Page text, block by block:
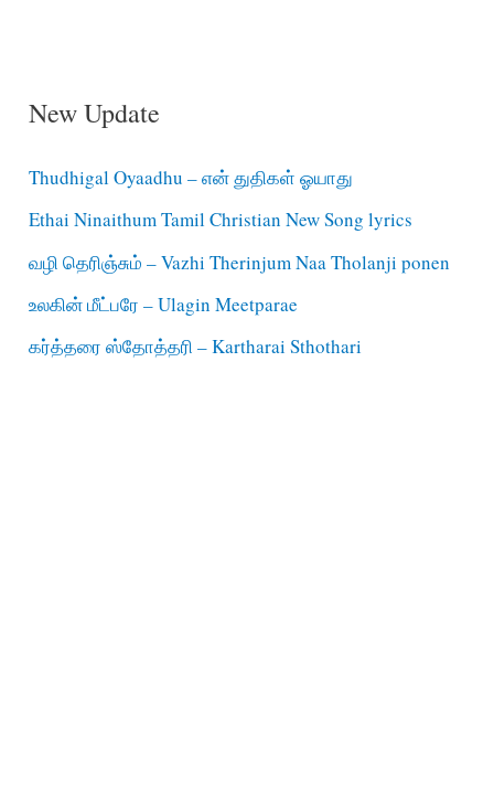
New Update
Thudhigal Oyaadhu – என் துதிகள் ஓயாது
Ethai Ninaithum Tamil Christian New Song lyrics
வழி தெரிஞ்சும் – Vazhi Therinjum Naa Tholanji ponen
உலகின் மீட்பரே – Ulagin Meetparae
கர்த்தரை ஸ்தோத்தரி – Kartharai Sthothari